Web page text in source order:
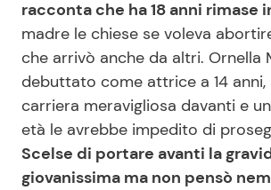
Seguici
Info
racconta che ha 18 anni rimase
madre le chiese se voleva
che arrivò anche da altri. Ornella
debuttato come attrice a 14 anni,
carriera meravigliosa davanti e
età le avrebbe impedito di
Scelse di portare avanti la
giovanissima ma non pensò